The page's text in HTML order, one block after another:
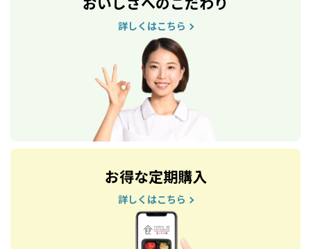
詳しくはこちら
お得な定期購入
詳しくはこちら